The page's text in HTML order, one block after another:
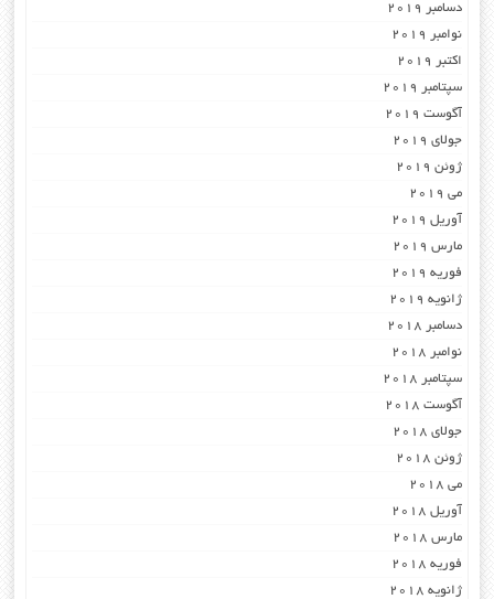
دسامبر 2019
نوامبر 2019
اکتبر 2019
سپتامبر 2019
آگوست 2019
جولای 2019
ژوئن 2019
می 2019
آوریل 2019
مارس 2019
فوریه 2019
ژانویه 2019
دسامبر 2018
نوامبر 2018
سپتامبر 2018
آگوست 2018
جولای 2018
ژوئن 2018
می 2018
آوریل 2018
مارس 2018
فوریه 2018
ژانویه 2018